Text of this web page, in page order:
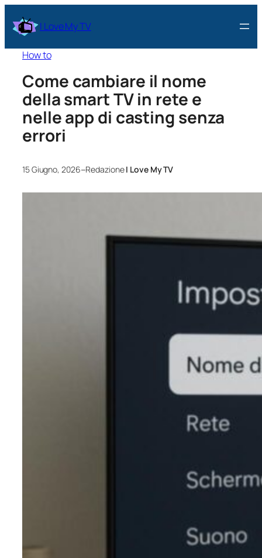
I Love My TV
How to
Come cambiare il nome
della smart TV in rete e
nelle app di casting senza
errori
15 Giugno, 2026–RedazioneI Love My TV